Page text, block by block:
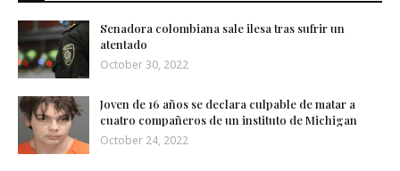
Senadora colombiana sale ilesa tras sufrir un
atentado
October 30, 2022
Joven de 16 años se declara culpable de matar a
cuatro compañeros de un instituto de Michigan
October 24, 2022